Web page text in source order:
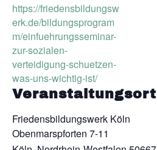
https://friedensbildungsw
erk.de/bildungsprogram
m/einfuehrungsseminar-
zur-sozialen-
verteidigung-schuetzen-
was-uns-wichtig-ist/
Veranstaltungsort
Friedensbildungswerk Köln
Obenmarspforten 7-11